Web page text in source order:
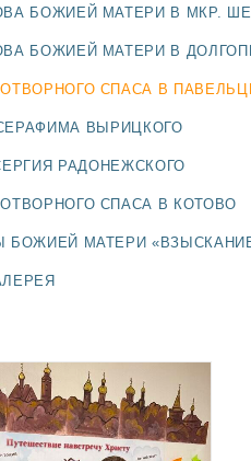
БОЖИЕЙ МАТЕРИ В МКР.
БОЖИЕЙ МАТЕРИ В
СПАСА В
ВЫРИЦКОГО
РАДОНЕЖСКОГО
СПАСА В КОТОВО
БОЖИЕЙ МАТЕРИ